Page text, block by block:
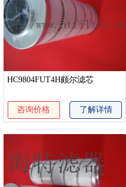
HC9804FUT4H颇尔滤芯
咨询价格 了解详情